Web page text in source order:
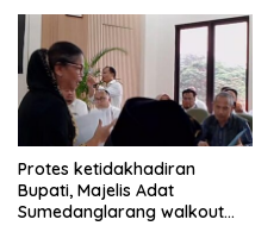
Protes ketidakhadiran
Bupati, Majelis Adat
Sumedanglarang walkout